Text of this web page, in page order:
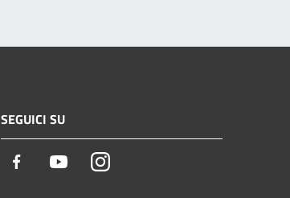
SEGUICI SU
Facebook YoutubeInstagram